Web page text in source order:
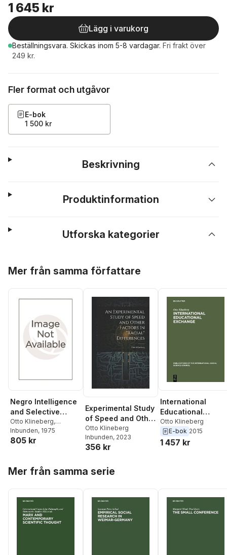
1 645 kr
Lägg i varukorg
Beställningsvara. Skickas inom 5-8 vardagar. Fri frakt över
249 kr.
Fler format och utgåvor
E-bok
1 500 kr
Beskrivning
Produktinformation
Utforska kategorier
Mer från samma författare
Negro Intelligence
and Selective
Migration
Otto Klineberg,
Unknown
Inbunden, 1975
805 kr
Experimental Study
of Speed and Other
Factors in "racial"
Differences
Otto Klineberg
Inbunden, 2023
356 kr
International
Educational
Exchange
Otto Klineberg
E-bok 2015
1 457 kr
Mer från samma serie